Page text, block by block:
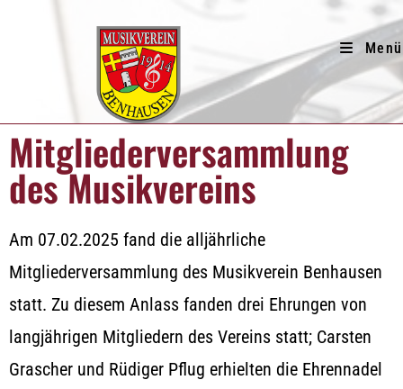
Menü
Mitgliederversammlung
des Musikvereins
Am 07.02.2025 fand die alljährliche
Mitgliederversammlung des Musikverein Benhausen
statt. Zu diesem Anlass fanden drei Ehrungen von
langjährigen Mitgliedern des Vereins statt; Carsten
Grascher und Rüdiger Pflug erhielten die Ehrennadel